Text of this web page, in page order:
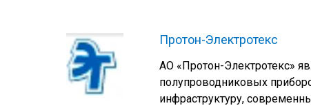
Протон-Электротекс
АО «Протон-Электротекс»
полупроводниковых
инфраструктуру,